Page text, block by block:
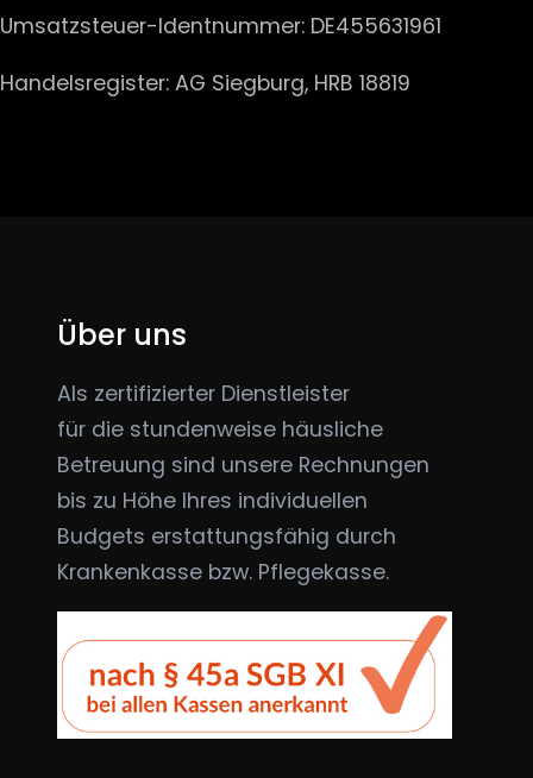
Umsatzsteuer-Identnummer: DE455631961
Handelsregister: AG Siegburg, HRB 18819
Über uns
Als zertifizierter Dienstleister
für die stundenweise häusliche
Betreuung sind unsere Rechnungen
bis zu Höhe Ihres individuellen
Budgets erstattungsfähig durch
Krankenkasse bzw. Pflegekasse.